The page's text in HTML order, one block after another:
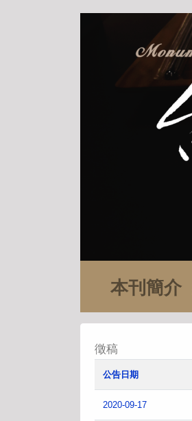
本刊簡介
徵稿
公告日期
2020-09-17